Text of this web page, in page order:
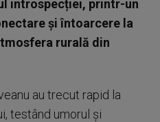
introspecției, printr-un
și întoarcere la
rurală din
au trecut rapid la
testând umorul și